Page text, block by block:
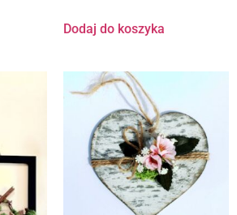
Dodaj do koszyka